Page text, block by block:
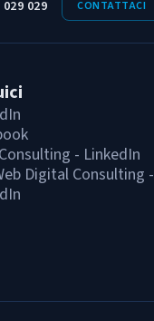
029 CONTATTACI
- LinkedIn
Digital Consulting -